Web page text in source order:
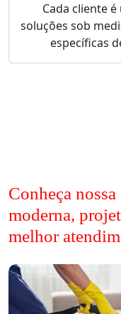
Cada cliente
soluções sob
específicas
Conheça
moderna,
melhor